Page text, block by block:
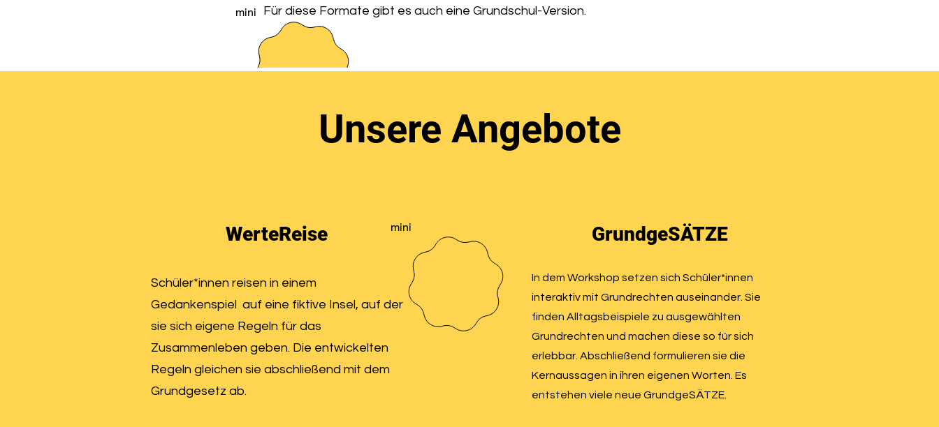
Für diese Formate gibt es auch eine Grundschul-Version.
mini
Unsere Angebote
WerteReise mini
Schüler*innen reisen in einem
Gedankenspiel auf eine fiktive Insel, auf der
sie sich eigene Regeln für das
Zusammenleben geben. Die entwickelten
Regeln gleichen sie abschließend mit dem
Grundgesetz ab.
GrundgeSÄTZE
In dem Workshop setzen sich Schüler*innen
interaktiv mit Grundrechten auseinander. Sie
finden Alltagsbeispiele zu ausgewählten
Grundrechten und machen diese so für sich
erlebbar. Abschließend formulieren sie die
Kernaussagen in ihren eigenen Worten. Es
entstehen viele neue GrundgeSÄTZE.